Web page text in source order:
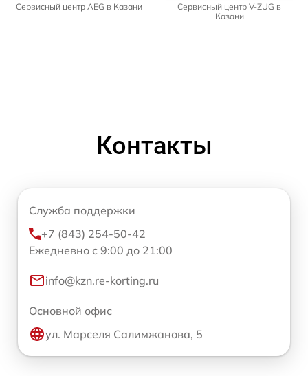
Сервисный центр AEG в Казани
Сервисный центр V-ZUG в
Казани
Контакты
Служба поддержки
+7 (843) 254-50-42
Ежедневно с 9:00 до 21:00
info@kzn.re-korting.ru
Основной офис
ул. Марселя Салимжанова, 5